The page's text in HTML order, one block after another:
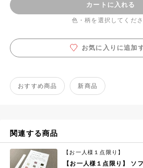
カートに入れる
色・柄を選択してくだ
お気に入りに追加
おすすめ商品 新商品
関連する商品
【お一人様１点限り】
【お一人様１点限り】 ソ